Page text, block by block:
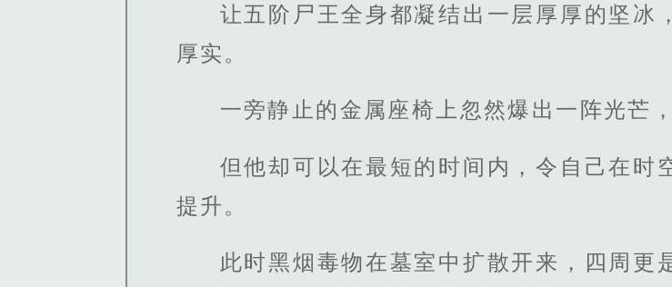
让五阶尸王全身都凝结出一层厚厚的坚冰
厚实。
一旁静止的金属座椅上忽然爆出一阵光芒
但他却可以在最短的时间内，令自己在时
提升。
此时黑烟毒物在墓室中扩散开来，四周更